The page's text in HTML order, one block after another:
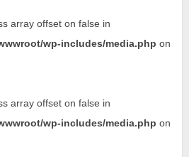
array offset on false in
wp-includes/media.php on
array offset on false in
wp-includes/media.php on